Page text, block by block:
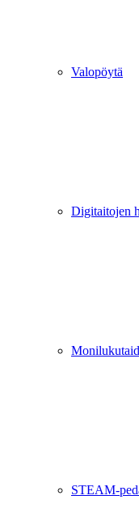
Valopöytä
Digitaitojen
STEAM-